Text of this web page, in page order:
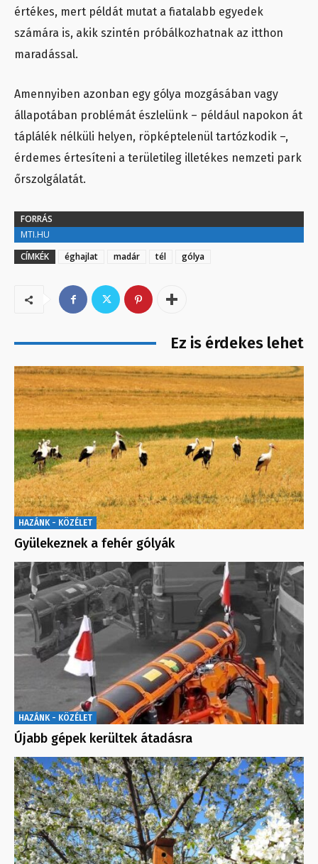
értékes, mert példát mutat a fiatalabb egyedek
számára is, akik szintén próbálkozhatnak az itthon
maradással.
Amennyiben azonban egy gólya mozgásában vagy
állapotában problémát észlelünk – például napokon át
táplálék nélküli helyen, röpképtelenül tartózkodik –,
érdemes értesíteni a területileg illetékes nemzeti park
őrszolgálatát.
FORRÁS
MTI.HU
CÍMKÉK
éghajlat madár tél gólya
Ez is érdekes lehet
HAZÁNK - KÖZÉLET
Gyülekeznek a fehér gólyák
HAZÁNK - KÖZÉLET
Újabb gépek kerültek átadásra